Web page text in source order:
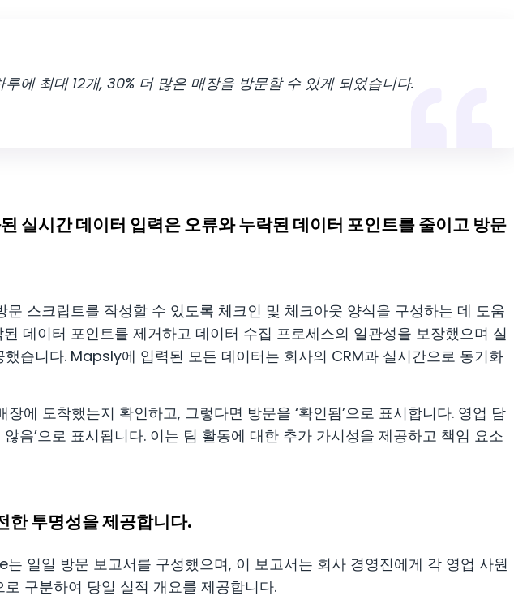
에 최대 12개, 30% 더 많은 매장을 방문할 수 있게 되었습니다.
실시간 데이터 입력은 오류와 누락된 데이터 포인트를 줄이고 방문
스크립트를 작성할 수 있도록 체크인 및 체크아웃 양식을 구성하는 데 도움
데이터 포인트를 제거하고 데이터 수집 프로세스의 일관성을 보장했으며 실
습니다. Mapsly에 입력된 모든 데이터는 회사의 CRM과 실시간으로 동기화
에 도착했는지 확인하고, 그렇다면 방문을 ‘확인됨’으로 표시합니다. 영업 담
음’으로 표시됩니다. 이는 팀 활동에 대한 추가 가시성을 제공하고 책임 요소
한 투명성을 제공합니다.
일일 방문 보고서를 구성했으며, 이 보고서는 회사 경영진에게 각 영업 사원
구분하여 당일 실적 개요를 제공합니다.